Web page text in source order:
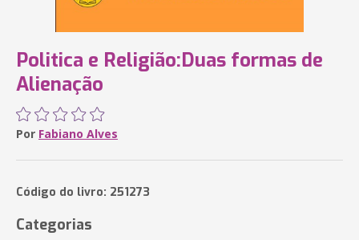
Politica e Religião:Duas formas de
Alienação
Por Fabiano Alves
Código do livro: 251273
Categorias